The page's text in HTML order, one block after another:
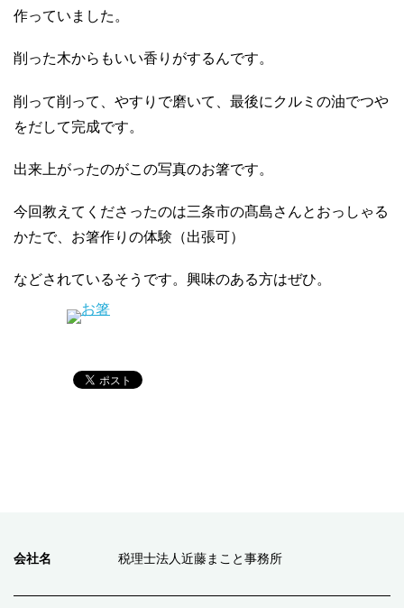
作っていました。
削った木からもいい香りがするんです。
削って削って、やすりで磨いて、最後にクルミの油でつや
をだして完成です。
出来上がったのがこの写真のお箸です。
今回教えてくださったのは三条市の髙島さんとおっしゃる
かたで、お箸作りの体験（出張可）
などされているそうです。興味のある方はぜひ。
会社名 税理士法人近藤まこと事務所